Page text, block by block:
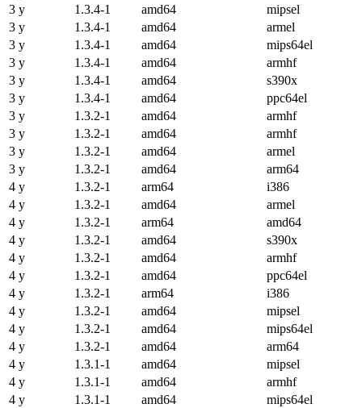
3 y
1.3.4-1 amd64
mipsel
3 y
1.3.4-1 amd64
armel
3 y
1.3.4-1 amd64
mips64el
3 y
1.3.4-1 amd64
armhf
3 y
1.3.4-1 amd64
s390x
3 y
1.3.4-1 amd64
ppc64el
3 y
1.3.2-1 amd64
armhf
3 y
1.3.2-1 amd64
armhf
3 y
1.3.2-1 amd64
armel
3 y
1.3.2-1 amd64
arm64
4 y
1.3.2-1 arm64
i386
4 y
1.3.2-1 amd64
armel
4 y
1.3.2-1 arm64
amd64
4 y
1.3.2-1 amd64
s390x
4 y
1.3.2-1 amd64
armhf
4 y
1.3.2-1 amd64
ppc64el
4 y
1.3.2-1 arm64
i386
4 y
1.3.2-1 amd64
mipsel
4 y
1.3.2-1 amd64
mips64el
4 y
1.3.2-1 amd64
arm64
4 y
1.3.1-1 amd64
mipsel
4 y
1.3.1-1 amd64
armhf
4 y
1.3.1-1 amd64
mips64el